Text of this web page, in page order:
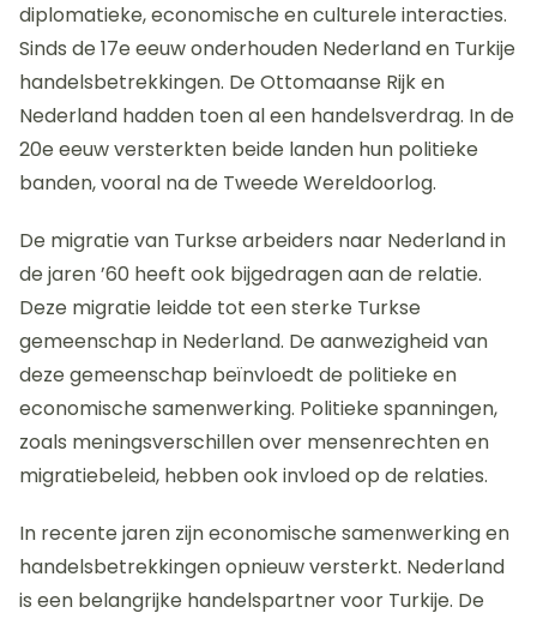
diplomatieke, economische en culturele interacties.
Sinds de 17e eeuw onderhouden Nederland en Turkije
handelsbetrekkingen. De Ottomaanse Rijk en
Nederland hadden toen al een handelsverdrag. In de
20e eeuw versterkten beide landen hun politieke
banden, vooral na de Tweede Wereldoorlog.
De migratie van Turkse arbeiders naar Nederland in
de jaren ’60 heeft ook bijgedragen aan de relatie.
Deze migratie leidde tot een sterke Turkse
gemeenschap in Nederland. De aanwezigheid van
deze gemeenschap beïnvloedt de politieke en
economische samenwerking. Politieke spanningen,
zoals meningsverschillen over mensenrechten en
migratiebeleid, hebben ook invloed op de relaties.
In recente jaren zijn economische samenwerking en
handelsbetrekkingen opnieuw versterkt. Nederland
is een belangrijke handelspartner voor Turkije. De